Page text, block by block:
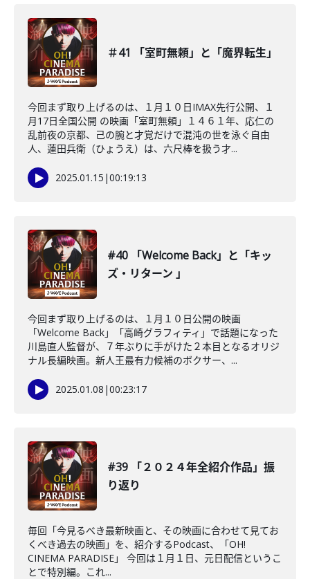
＃41 「室町無頼」と「魔界転生」
今回まず取り上げるのは、１月１０日IMAX先行公開、１
月17日全国公開 の映画「室町無頼」１４６１年、応仁の
乱前夜の京都、己の腕と才覚だけで混沌の世を泳ぐ自由
人、蓮田兵衛（ひょうえ）は、六尺棒を扱う才...
2025.01.15 |00:19:13
#40 「Welcome Back」と「キッ
ズ・リターン 」
今回まず取り上げるのは、１月１０日公開の映画
「Welcome Back」「高崎グラフィティ」で話題になった
川島直人監督が、７年ぶりに手がけた２本目となるオリジ
ナル長編映画。新人王最有力候補のボクサー、...
2025.01.08 |00:23:17
#39 「２０２４年全紹介作品」振
り返り
毎回「今見るべき最新映画と、その映画に合わせて見てお
くべき過去の映画」を、紹介するPodcast、「OH!
CINEMA PARADISE」 今回は１月１日、元日配信というこ
とで特別編。これ...